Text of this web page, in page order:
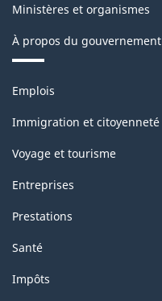
Ministères et organismes
À propos du gouvernement
Thèmes
sujets
Emplois
Immigration et citoyenneté
Voyage et tourisme
Entreprises
Prestations
Santé
Impôts